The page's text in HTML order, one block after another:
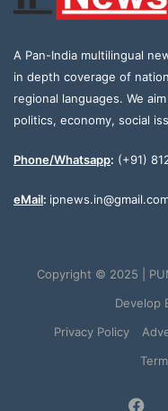
A Pan-India multilingual
in depth coverage of
regional languages. We
politics, economy, social
Phone/Whatsapp: (+91)
eMail:
Copyright © 2025 |
Develop
Privacy Policy